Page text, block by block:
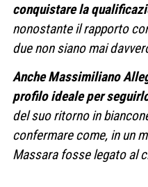
conquistare la
nonostante il rapporto
due non siano mai
Anche Massimiliano
profilo ideale per
del suo ritorno in
confermare come, in un
Massara fosse legato al